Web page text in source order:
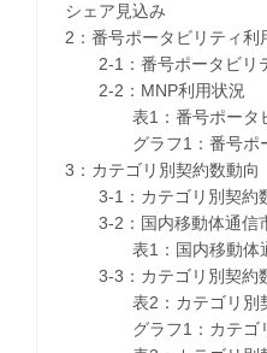
シェア見込み
2：番号ポータビリティ利
2-1：番号ポータビリ
2-2：MNP利用状況
表1：番号ポータビ
グラフ1：番号ポー
3：カテゴリ別契約数動向
3-1：カテゴリ別契約
3-2：国内移動体通信
表1：国内移動体通
3-3：カテゴリ別契約
表2：カテゴリ別契
グラフ1：カテゴリ